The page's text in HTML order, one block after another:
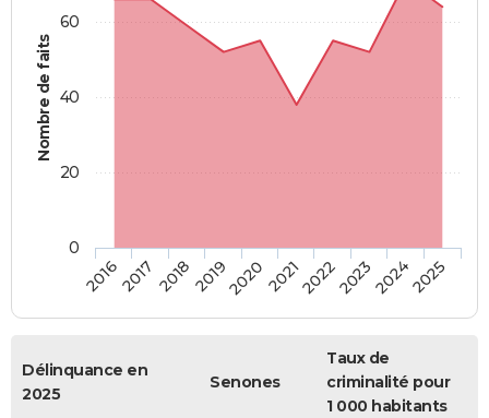
Nombre de faits
20162017 20182019202020212022202320242025
0
20
40
60
Délinquance en
2025
Senones
Taux de
criminalité pour
1 000 habitants